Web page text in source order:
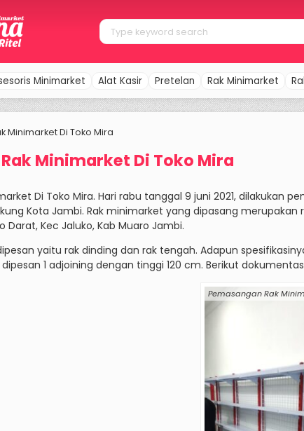
Minimarket Alat Kasir Pretelan Rak Minimarket
Minimarket Di Toko Mira
Minimarket Di Toko Mira
Di Toko Mira. Hari rabu tanggal 9 juni 2021, dilakukan
Kota Jambi. Rak minimarket yang dipasang merupakan
Darat, Kec Jaluko, Kab Muaro Jambi.
yaitu rak dinding dan rak tengah. Adapun
1 adjoining dengan tinggi 120 cm. Berikut
Pemasangan Rak